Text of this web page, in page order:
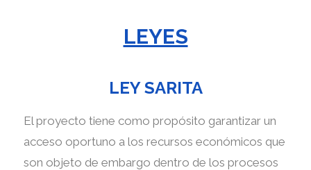
LEYES
LEY SARITA
El proyecto tiene como propósito garantizar un
acceso oportuno a los recursos económicos que
son objeto de embargo dentro de los procesos